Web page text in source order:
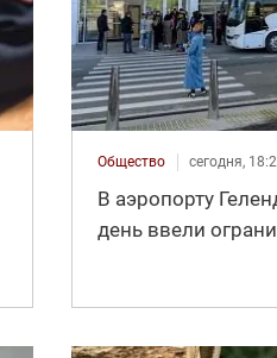
Общество сегодня,
В аэропорту
день ввели